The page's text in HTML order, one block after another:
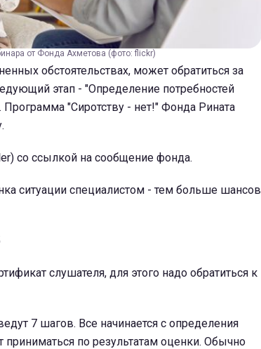
от Фонда Ахметова (фото: flickr)
обстоятельствах, может обратиться за
этап - "Определение потребностей
"Сиротству - нет!" Фонда Рината
со ссылкой на сообщение фонда.
ситуации специалистом - тем больше шансов
слушателя, для этого надо обратиться к
7 шагов. Все начинается с определения
по результатам оценки. Обычно